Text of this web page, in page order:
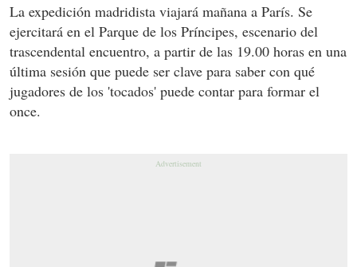
La expedición madridista viajará mañana a París. Se
ejercitará en el Parque de los Príncipes, escenario del
trascendental encuentro, a partir de las 19.00 horas en una
última sesión que puede ser clave para saber con qué
jugadores de los 'tocados' puede contar para formar el
once.